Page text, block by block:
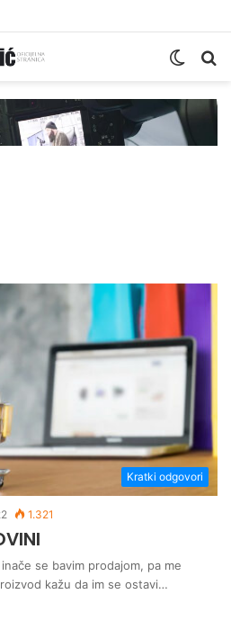
Switch
Kratki odgovori
1.321
se bavim prodajom, pa me
kažu da im se ostavi…